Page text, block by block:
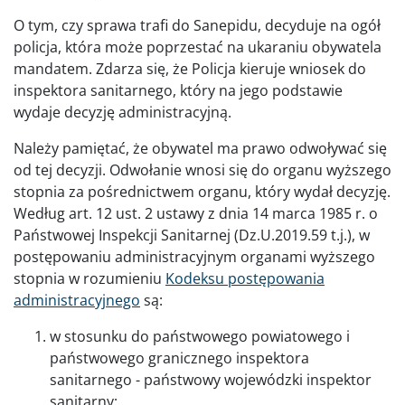
O tym, czy sprawa trafi do Sanepidu, decyduje na ogół
policja, która może poprzestać na ukaraniu obywatela
mandatem. Zdarza się, że Policja kieruje wniosek do
inspektora sanitarnego, który na jego podstawie
wydaje decyzję administracyjną.
Należy pamiętać, że obywatel ma prawo odwoływać się
od tej decyzji. Odwołanie wnosi się do organu wyższego
stopnia za pośrednictwem organu, który wydał decyzję.
Według art. 12 ust. 2 ustawy z dnia 14 marca 1985 r. o
Państwowej Inspekcji Sanitarnej (Dz.U.2019.59 t.j.), w
postępowaniu administracyjnym organami wyższego
stopnia w rozumieniu Kodeksu postępowania
administracyjnego są:
w stosunku do państwowego powiatowego i
państwowego granicznego inspektora
sanitarnego - państwowy wojewódzki inspektor